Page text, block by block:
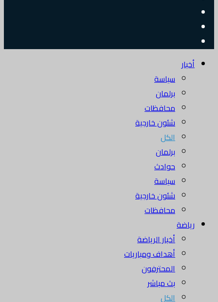
أخبار
سياسة
برلمان
محافظات
شئون خارجية
الكل
برلمان
حوادث
سياسة
شئون خارجية
محافظات
رياضة
أخبار الرياضة
أهداف ومباريات
المحترفون
بث مباشر
الكل